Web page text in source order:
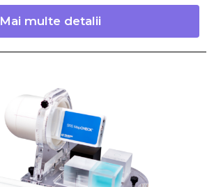
Mai multe detalii